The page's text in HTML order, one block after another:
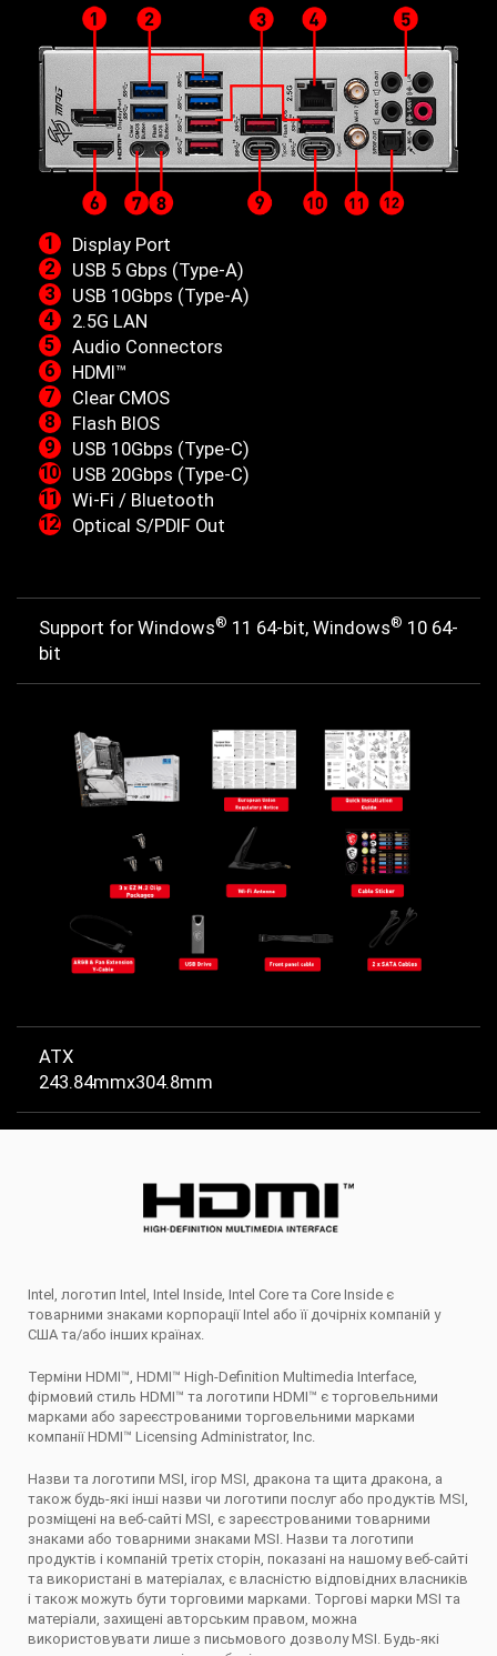
Display Port
USB 5 Gbps (Type-A)
USB 10Gbps (Type-A)
2.5G LAN
Audio Connectors
HDMI™
Clear CMOS
Flash BIOS
USB 10Gbps (Type-C)
USB 20Gbps (Type-C)
Wi-Fi / Bluetooth
Optical S/PDIF Out
Support for Windows® 11 64-bit, Windows® 10 64-
bit
ATX
243.84mmx304.8mm
Intel, логотип Intel, Intel Inside, Intel Core та Core Inside є
товарними знаками корпорації Intel або її дочірніх компаній у
США та/або інших країнах.
Терміни HDMI™, HDMI™ High-Definition Multimedia Interface,
фірмовий стиль HDMI™ та логотипи HDMI™ є торговельними
марками або зареєстрованими торговельними марками
компанії HDMI™ Licensing Administrator, Inc.
Назви та логотипи MSI, ігор MSI, дракона та щита дракона, а
також будь-які інші назви чи логотипи послуг або продуктів MSI,
розміщені на веб-сайті MSI, є зареєстрованими товарними
знаками або товарними знаками MSI. Назви та логотипи
продуктів і компаній третіх сторін, показані на нашому веб-сайті
та використані в матеріалах, є власністю відповідних власників
і також можуть бути торговими марками. Торгові марки MSI та
матеріали, захищені авторським правом, можна
використовувати лише з письмового дозволу MSI. Будь-які